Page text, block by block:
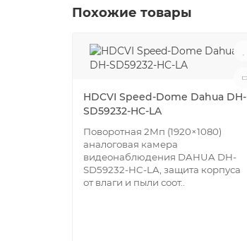
Похожие товары
HDCVI Speed-Dome Dahua DH-
SD59232-HC-LA
Поворотная 2Мп (1920×1080)
аналоговая камера
видеонаблюдения DAHUA DH-
SD59232-HC-LA, защита корпуса
от влаги и пыли соот..